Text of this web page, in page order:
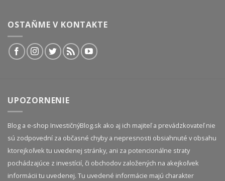
OSTAŇME V KONTAKTE
UPOZORNENIE
Blog a e-shop InvestičnýBlog.sk ako aj ich majiteľ a prevádzkovateľ nie
sú zodpovední za občasné chyby a nepresnosti obsiahnuté v obsahu
ktorejkoľvek tu uvedenej stránky, ani za potencionálne straty
pochádzajúce z investícií, či obchodov založených na akejkoľvek
informácii tu uvedenej. Tu uvedené informácie majú charakter